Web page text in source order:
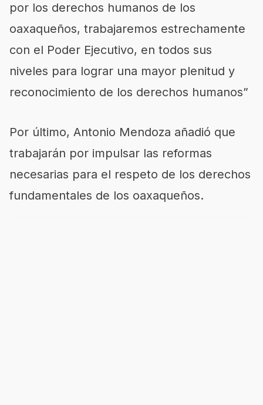
por los derechos humanos de los
oaxaqueños, trabajaremos estrechamente
con el Poder Ejecutivo, en todos sus
niveles para lograr una mayor plenitud y
reconocimiento de los derechos humanos”
Por último, Antonio Mendoza añadió que
trabajarán por impulsar las reformas
necesarias para el respeto de los derechos
fundamentales de los oaxaqueños.